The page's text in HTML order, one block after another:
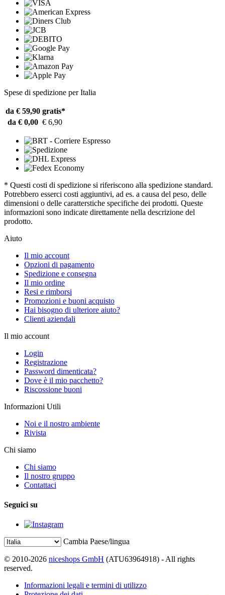
Spese di spedizione per Italia
da € 59,90 gratis*
da € 0,00 € 6,90
* Questi costi di spedizione si riferiscono alla spedizione standard.
Potrebbero esserci costi aggiuntivi, ad es. a causa del peso, delle
dimensioni o delle caratterstiche specifiche dei prodotti. Queste
informazioni sono indicate direttamente nella descrizione del
prodotto.
Aiuto
Il mio account
Opzioni di pagamento
Spedizione e consegna
Il mio ordine
Resi e rimborsi
Promozioni e buoni acquisto
Hai bisogno di ulteriore aiuto?
Clienti aziendali
Il mio account
Login
Registrazione
Password dimenticata?
Dove è il mio pacchetto?
Riscossione buoni
Informazioni Utili
Noi e il nostro ambiente
Rivista
Chi siamo
Chi siamo
Il nostro gruppo
Contattaci
Seguici su
Cambia Paese/lingua
© 2010-2026 niceshops GmbH (ATU63964918) - All rights
reserved.
Informazioni legali e termini di utilizzo